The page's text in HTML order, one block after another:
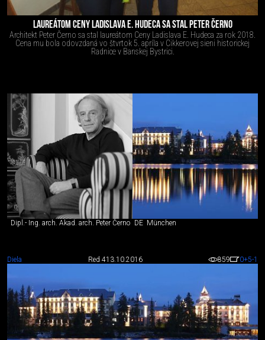
LAUREÁTOM CENY LADISLAVA E. HUDECA SA STAL PETER ČERNO
Architekt Peter Černo sa stal laureátom Ceny Ladislava E. Hudeca za rok 2018.
Cena mu bola odovzdaná vo štvrtok 5. apríla v Cikkerovej sieni historickej
Radnice v Banskej Bystrici.
Dipl.- Ing. arch. Akad. arch. Peter Černo DE München
Diela Red 413.10.2016 859 0+5-1